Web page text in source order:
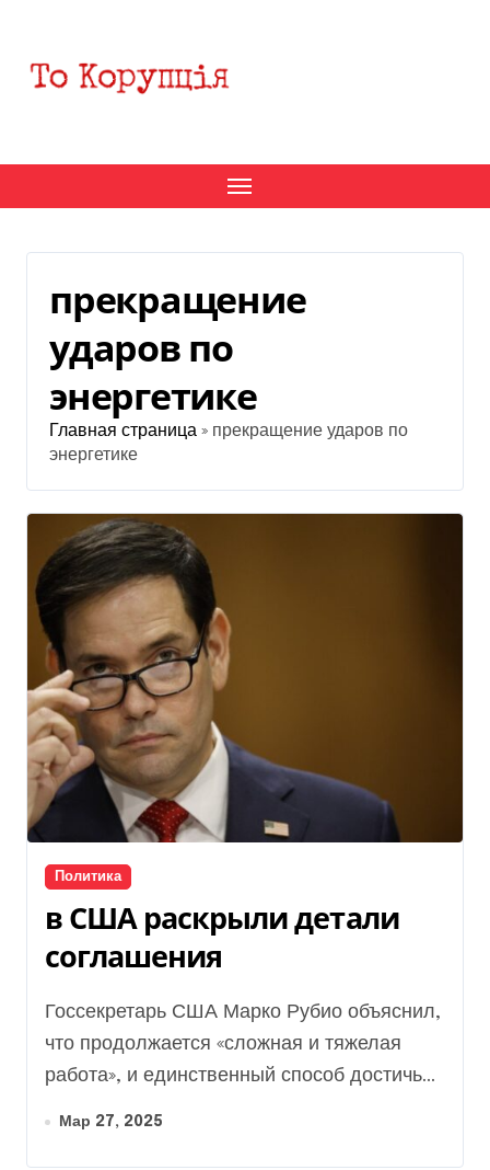
содержанию
прекращение
ударов по
энергетике
Главная страница » прекращение ударов по
энергетике
Политика
в США раскрыли детали
соглашения
Госсекретарь США Марко Рубио объяснил,
что продолжается «сложная и тяжелая
работа», и единственный способ достичь...
Мар 27, 2025